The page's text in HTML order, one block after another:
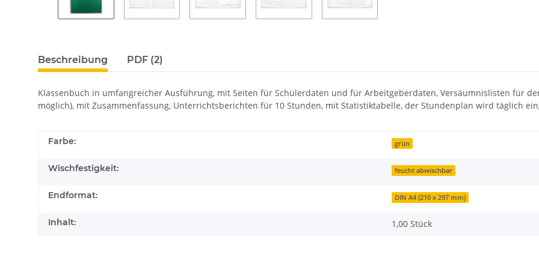
Beschreibung PDF (2)
Klassenbuch in umfangreicher Ausführung, mit Seiten für Schülerdaten und für Arbeitgeberdaten, Versäumnislisten für
möglich), mit Zusammenfassung, Unterrichtsberichten für 10 Stunden, mit Statistiktabelle, der Stundenplan wird täglich
Farbe: grün
Wischfestigkeit: feucht abwischbar
Endformat: DIN A4 (210 x 297 mm)
Inhalt: 1,00 Stück